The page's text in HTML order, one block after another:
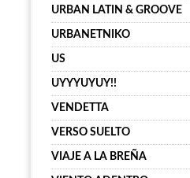
URBAN LATIN & GROOVE
URBANETNIKO
US
UYYYUYUY!!
VENDETTA
VERSO SUELTO
VIAJE A LA BREÑA